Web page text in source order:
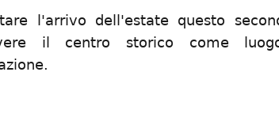
l'arrivo dell'estate questo
il centro storico come